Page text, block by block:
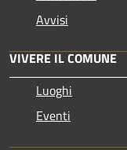
Avvisi
VIVERE IL COMUNE
Luoghi
Eventi